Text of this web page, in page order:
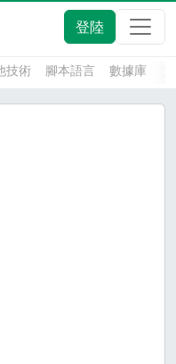
登陸
技術 腳本語言 數據庫